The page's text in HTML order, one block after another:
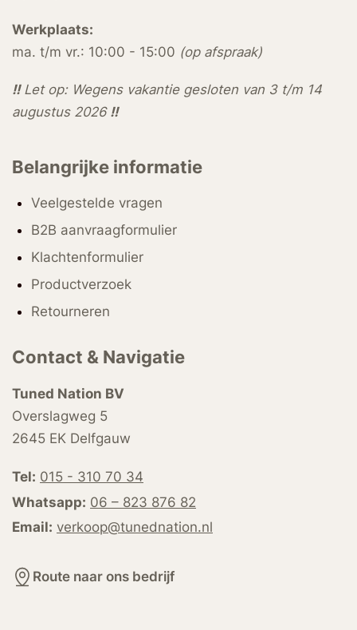
Werkplaats:
ma. t/m vr.: 10:00 - 15:00 (op afspraak)
!!Let op: Wegens vakantie gesloten van 3 t/m 14
augustus 2026 !!
Belangrijke informatie
Veelgestelde vragen
B2B aanvraagformulier
Klachtenformulier
Productverzoek
Retourneren
Contact & Navigatie
Tuned Nation BV
Overslagweg 5
2645 EK Delfgauw
Tel: 015 - 310 70 34
Whatsapp: 06 – 823 876 82
Email: verkoop@tunednation.nl
Route naar ons bedrijf